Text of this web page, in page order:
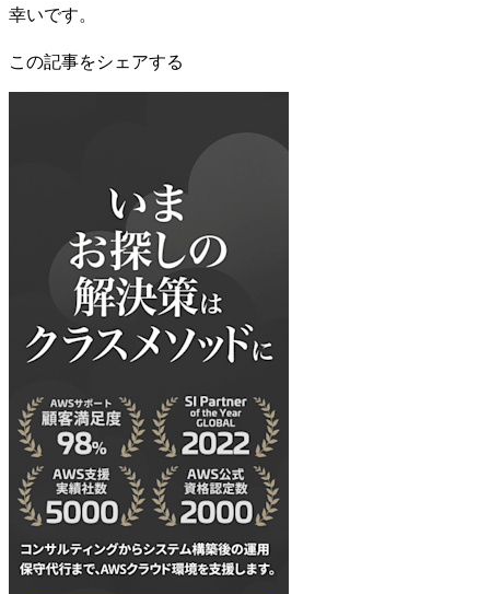
幸いです。
この記事をシェアする